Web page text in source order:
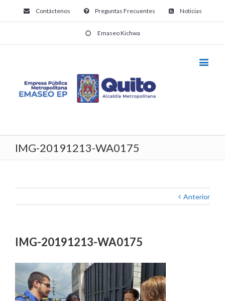
Contáctenos Preguntas Frecuentes Noticias
Emaseo Kichwa
IMG-20191213-WA0175
Anterior
IMG-20191213-WA0175